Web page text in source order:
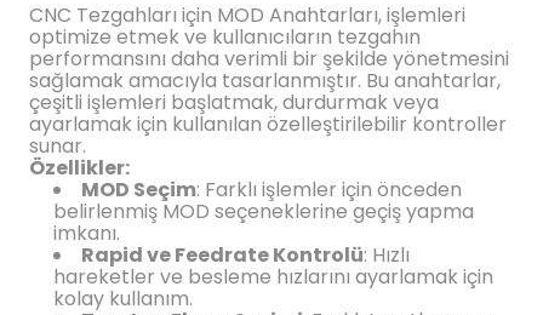
Membranı
CNC Tezgahları için MOD Anahtarları, işlemleri
optimize etmek ve kullanıcıların tezgahın
performansını daha verimli bir şekilde yönetmesini
sağlamak amacıyla tasarlanmıştır. Bu anahtarlar,
çeşitli işlemleri başlatmak, durdurmak veya
ayarlamak için kullanılan özelleştirilebilir kontroller
sunar.
Özellikler:
MOD Seçim: Farklı işlemler için önceden
belirlenmiş MOD seçeneklerine geçiş yapma
imkanı.
Rapid ve Feedrate Kontrolü: Hızlı
hareketler ve besleme hızlarını ayarlamak için
kolay kullanım.